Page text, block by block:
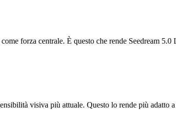
forza centrale. È questo che rende Seedream
visiva più attuale. Questo lo rende più